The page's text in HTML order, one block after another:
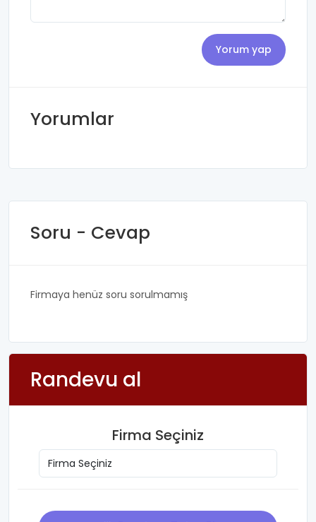
Yorumlar
Soru - Cevap
Firmaya henüz soru sorulmamış
Randevu al
Firma Seçiniz